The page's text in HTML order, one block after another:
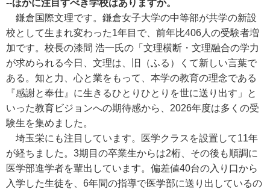
--ほかに注目すべき学校はありますか。
鎌倉国際文理です。鎌倉女子大学の中等部が共学の新設
校として生まれ変わった1年目で、前年比406人の受験者増
加です。校長の漆間 浩一氏の「文理横断・文理融合の学力
が求められる今日、文理は、旧（ふる）くて新しい言葉で
ある。知と力、心と業をもって、本学の教育の理念である
『感謝と奉仕』に生きるひとりひとりを世に送り出す」と
いった教育ビジョンへの期待感から、2026年度は多くの受
験生を集めました。
埼玉栄にも注目しています。医学クラスを設置して11年
が経ちました。3期目の卒業生からは2桁、その後も順調に
医学部進学者を輩出しています。偏差値40台の入り口から
入学した生徒を、6年間の指導で医学部に送り出しているの